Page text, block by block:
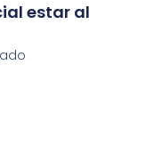
estar al